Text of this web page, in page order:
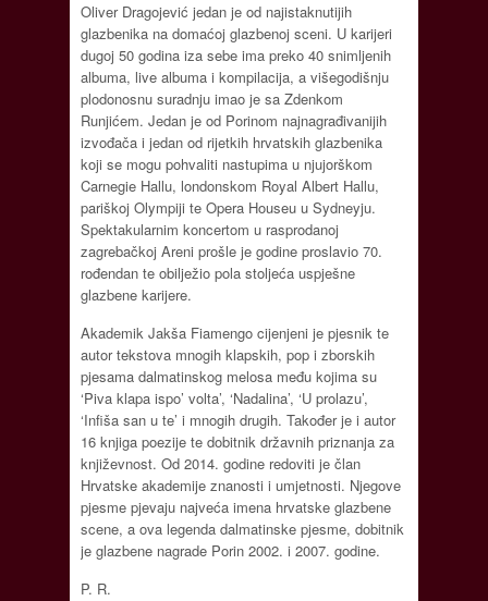
Oliver Dragojević jedan je od najistaknutijih
glazbenika na domaćoj glazbenoj sceni. U karijeri
dugoj 50 godina iza sebe ima preko 40 snimljenih
albuma, live albuma i kompilacija, a višegodišnju
plodonosnu suradnju imao je sa Zdenkom
Runjićem. Jedan je od Porinom najnagrađivanijih
izvođača i jedan od rijetkih hrvatskih glazbenika
koji se mogu pohvaliti nastupima u njujorškom
Carnegie Hallu, londonskom Royal Albert Hallu,
pariškoj Olympiji te Opera Houseu u Sydneyju.
Spektakularnim koncertom u rasprodanoj
zagrebačkoj Areni prošle je godine proslavio 70.
rođendan te obilježio pola stoljeća uspješne
glazbene karijere.
Akademik Jakša Fiamengo cijenjeni je pjesnik te
autor tekstova mnogih klapskih, pop i zborskih
pjesama dalmatinskog melosa među kojima su
‘Piva klapa ispo’ volta’, ‘Nadalina’, ‘U prolazu’,
‘Infiša san u te’ i mnogih drugih. Također je i autor
16 knjiga poezije te dobitnik državnih priznanja za
književnost. Od 2014. godine redoviti je član
Hrvatske akademije znanosti i umjetnosti. Njegove
pjesme pjevaju najveća imena hrvatske glazbene
scene, a ova legenda dalmatinske pjesme, dobitnik
je glazbene nagrade Porin 2002. i 2007. godine.
P. R.